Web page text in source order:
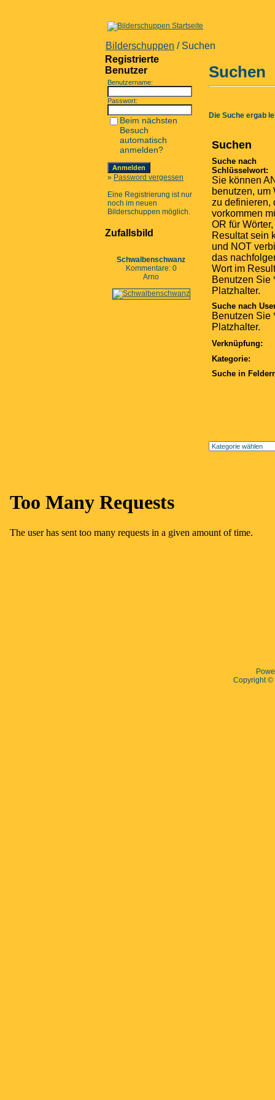
Bilderschuppen / Suchen
Registrierte
Benutzer
Benutzername:
Passwort:
Beim nächsten
Besuch
automatisch
anmelden?
» Password vergessen
Eine Registrierung ist nur
noch im neuen
Bilderschuppen möglich.
Zufallsbild
Schwalbenschwanz
Kommentare: 0
Arno
Suchen
Die Suche ergab
Suchen
Suche nach
Schlüsselwort:
Sie können
benutzen, um
zu definieren,
vorkommen
OR für
Resultat sein
und NOT
das
Wort im
Benutzen Sie
Platzhalter.
Suche nach
Benutzen Sie
Platzhalter.
Verknüpfung:
Kategorie:
Suche in
Copyright